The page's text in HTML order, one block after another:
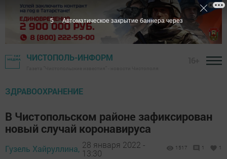
ЧИСТОПОЛЬ-ИНФОРМ
ЗДРАВООХРАНЕНИЕ
В Чистопольском районе зафиксирован
новый случай коронавируса
Гузель Хайруллина, 28 января 2022 -
13:30
1517 1 1
4 Автоматическое закрытие баннера через